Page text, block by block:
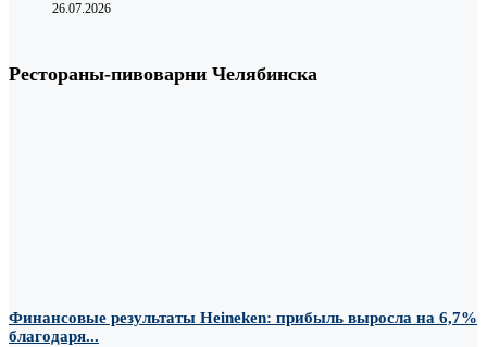
26.07.2026
Рестораны-пивоварни Челябинска
Финансовые результаты Heineken: прибыль выросла на 6,7%
благодаря...